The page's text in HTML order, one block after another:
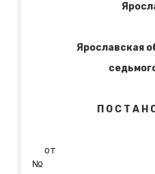
Ярославская
П О С Т А Н
№